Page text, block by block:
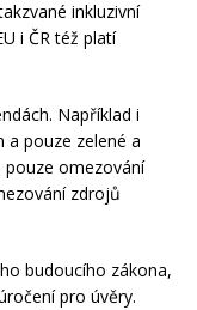
inkluzivní
i ČR též platí
Například i
pouze zelené a
pouze omezování
zdrojů
budoucího zákona,
pro úvěry.